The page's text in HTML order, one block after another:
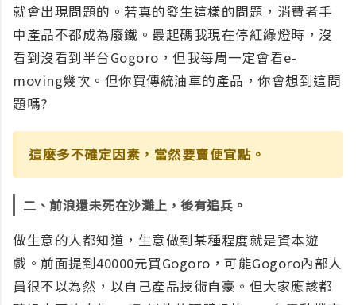
就會出現問題的。若真的發生這樣的問題，消費者手
中產品不都成為廢鐵。最起碼我現在停紅綠燈時，沒
看到沒看到半台Gogoro，但我每周一定會看e-
moving幾次。但你買傳統油車的產品，你會想到這問
題嗎?
這麼多不確定因素，當然要賣便宜點。
二、前浪還未死在沙灘上，後有追兵。
做生意的人都知道，生意做到某種程度就是資本遊
戲。前面提到40000元買Gogoro，可能Gogoro內部人
員很不以為然，以自己產品技術自豪。但大家應該都